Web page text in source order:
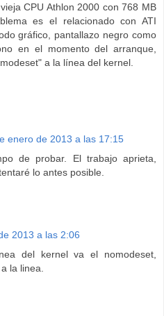
CPU Athlon 2000 con 768 MB
es el relacionado con ATI
gráfico, pantallazo negro como
en el momento del arranque,
a la línea del kernel.
enero de 2013 a las 17:15
de probar. El trabajo aprieta,
lo antes posible.
2013 a las 2:06
del kernel va el nomodeset,
la linea.